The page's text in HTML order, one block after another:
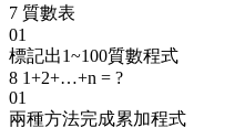
7 質數表
01
標記出1~100質數程式
8 1+2+…+n = ?
01
兩種方法完成累加程式